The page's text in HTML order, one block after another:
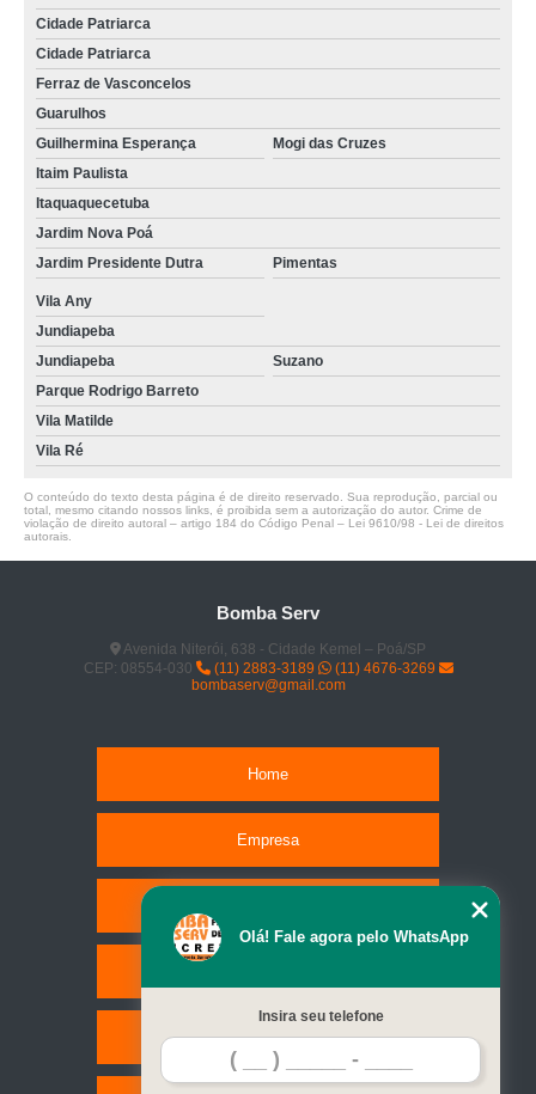
Cidade Patriarca
Cidade Patriarca
Ferraz de Vasconcelos
Guarulhos
Guilhermina Esperança
Mogi das Cruzes
Itaim Paulista
Itaquaquecetuba
Jardim Nova Poá
Jardim Presidente Dutra
Pimentas
Vila Any
Jundiapeba
Jundiapeba
Suzano
Parque Rodrigo Barreto
Vila Matilde
Vila Ré
O conteúdo do texto desta página é de direito reservado. Sua reprodução, parcial ou
total, mesmo citando nossos links, é proibida sem a autorização do autor. Crime de
violação de direito autoral – artigo 184 do Código Penal – Lei 9610/98 - Lei de direitos
autorais
Bomba Serv
Avenida Niterói, 638 - Cidade Kemel – Poá/SP
CEP: 08554-030
(11) 2883-3189
(11) 4676-3269
bombaserv@gmail.com
Home
Empresa
Contato
Olá! Fale agora pelo WhatsApp
Insira seu telefone